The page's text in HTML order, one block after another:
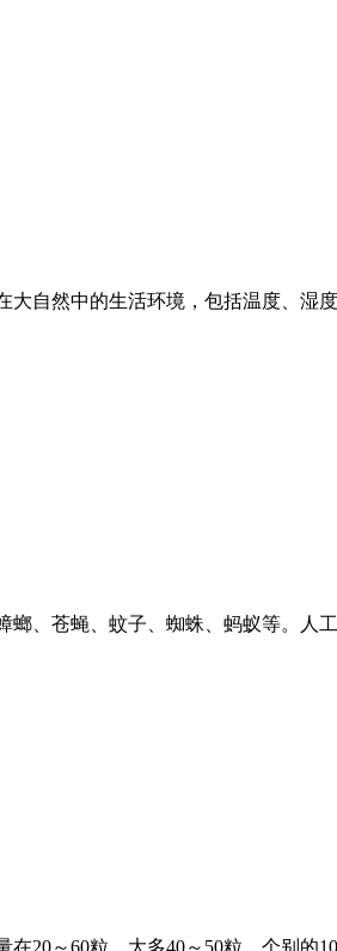
自然中的生活环境，包括温度、湿
、苍蝇、蚊子、蜘蛛、蚂蚁等。人
20～60粒，大多40～50粒，个别的